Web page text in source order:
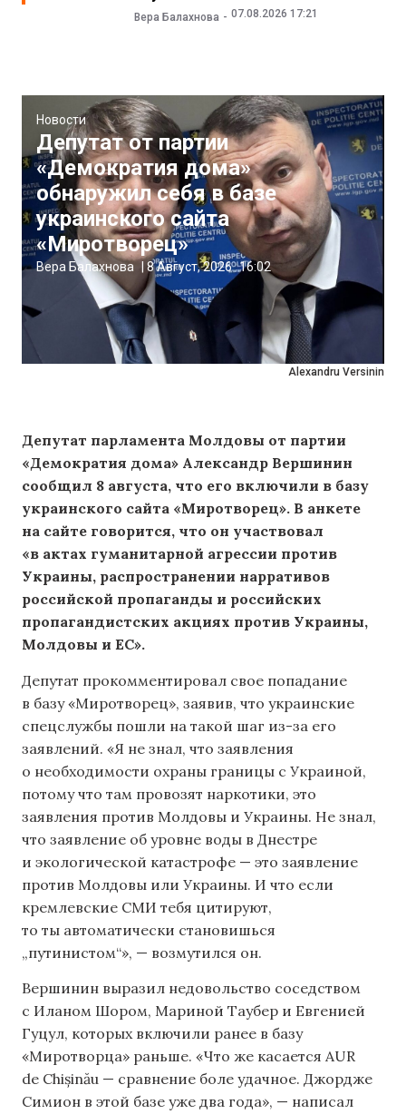
Вера Балахнова 07.08.2026 17:21
Alexandru Versinin
Новости
Депутат от партии
«Демократия дома»
обнаружил себя в базе
украинского сайта
«Миротворец»
Вера Балахнова 8 Август, 2026 16:02
Депутат парламента Молдовы от партии
«Демократия дома» Александр Вершинин
сообщил 8 августа, что его включили в базу
украинского сайта «Миротворец». В анкете
на сайте говорится, что он участвовал
«в актах гуманитарной агрессии против
Украины, распространении нарративов
российской пропаганды и российских
пропагандистских акциях против Украины,
Молдовы и ЕС».
Депутат прокомментировал свое попадание
в базу «Миротворец», заявив, что украинские
спецслужбы пошли на такой шаг из-за его
заявлений. «Я не знал, что заявления
о необходимости охраны границы с Украиной,
потому что там провозят наркотики, это
заявления против Молдовы и Украины. Не знал,
что заявление об уровне воды в Днестре
и экологической катастрофе — это заявление
против Молдовы или Украины. И что если
кремлевские СМИ тебя цитируют,
то ты автоматически становишься
„путинистом“», — возмутился он.
Вершинин выразил недовольство соседством
с Иланом Шором, Мариной Таубер и Евгенией
Гуцул, которых включили ранее в базу
«Миротворца» раньше. «Что же касается AUR
de Chișinău — сравнение боле удачное. Джордже
Симион в этой базе уже два года», — написал